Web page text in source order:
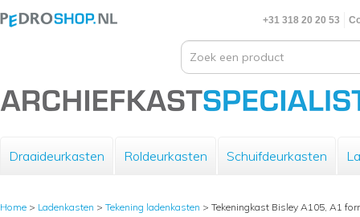
+31 318 20 20 53
Draaideurkasten Roldeurkasten Schuifdeurkasten
Home > Ladenkasten > Tekening ladenkasten > Tekeningkast Bisley A105, A1